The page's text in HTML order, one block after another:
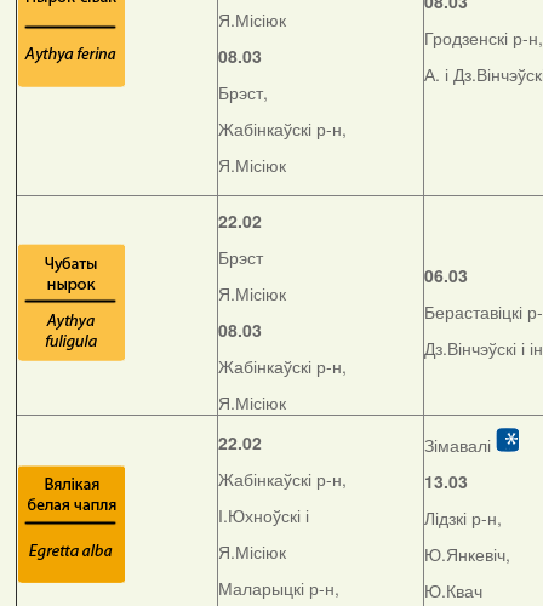
Я.Місіюк
08.03
Брэст,
Жабінкаўскі р-н,
Я.Місіюк
Гродзенскі р-н,
А. і
22.02
Брэст
Я.Місіюк
08.03
Жабінкаўскі р-н,
Я.Місіюк
06.03
Бераставіцкі
Дз.Вінчэўскі і
22.02
Жабінкаўскі р-н,
І.Юхноўскі і
Я.Місіюк
Маларыцкі р-н,
Зімавалі
13.03
Лідзкі р-н,
Ю.Янкевіч,
Ю.Квач